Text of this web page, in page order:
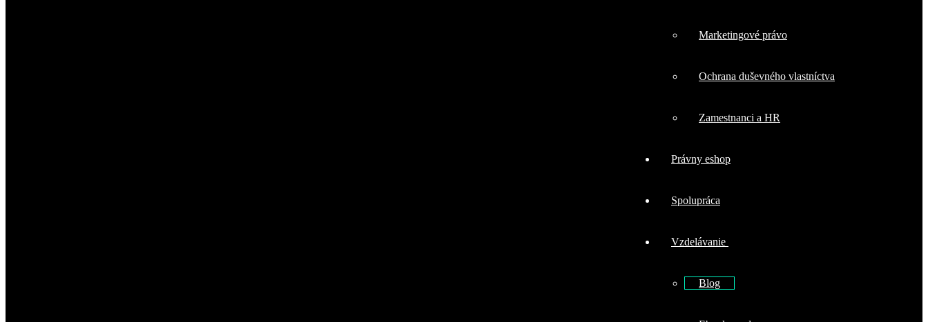
Marketingové právo
Ochrana duševného vlastníctva
Zamestnanci a HR
Právny eshop
Spolupráca
Vzdelávanie
Blog